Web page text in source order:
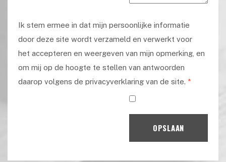
Ik stem ermee in dat mijn persoonlijke informatie
door deze site wordt verzameld en verwerkt voor
het accepteren en weergeven van mijn opmerking, en
om mij op de hoogte te stellen van antwoorden
daarop volgens de privacyverklaring van de site. *
OPSLAAN